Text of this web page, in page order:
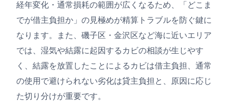
経年変化・通常損耗の範囲が広くなるため、「どこま
でが借主負担か」の見極めが精算トラブルを防ぐ鍵に
なります。また、磯子区・金沢区など海に近いエリア
では、湿気や結露に起因するカビの相談が生じやす
く、結露を放置したことによるカビは借主負担、通常
の使用で避けられない劣化は貸主負担と、原因に応じ
た切り分けが重要です。